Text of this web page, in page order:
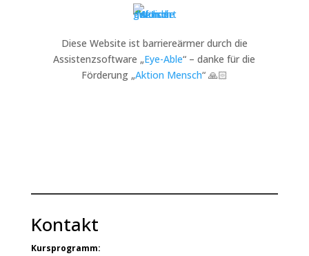
Diese Website ist barriereärmer durch die
Assistenzsoftware „Eye-Able“ – danke für die
Förderung „Aktion Mensch“ 🙏🏻
Kontakt
Kursprogramm: